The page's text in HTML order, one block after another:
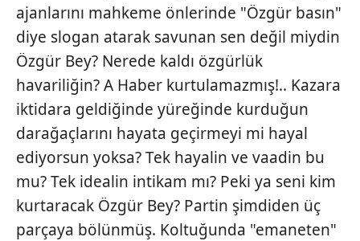
6698 sayılı Kişisel Verilerin Korunması Kanunu uyarınca
hazırlanmış Aydınlatma Metnimizi okumak ve sitemizde
ilgili mevzuata uygun olarak kullanılan çerezlerle ilgili bilgi
almak için lütfentıklayınız.
ajanlarını mahkeme önlerinde "Özgür basın"
diye slogan atarak savunan sen değil miydin
Özgür Bey? Nerede kaldı özgürlük
havariliğin? A Haber kurtulamazmış!.. Kazara
iktidara geldiğinde yüreğinde kurduğun
darağaçlarını hayata geçirmeyi mi hayal
ediyorsun yoksa? Tek hayalin ve vaadin bu
mu? Tek idealin intikam mı? Peki ya seni kim
kurtaracak Özgür Bey? Partin şimdiden üç
parçaya bölünmüş. Koltuğunda "emaneten"